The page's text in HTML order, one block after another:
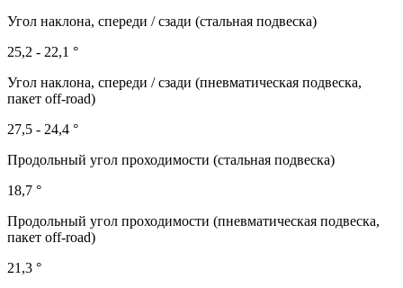
Угол наклона, спереди / сзади (стальная подвеска)
25,2 - 22,1 °
Угол наклона, спереди / сзади (пневматическая подвеска,
пакет off-road)
27,5 - 24,4 °
Продольный угол проходимости (стальная подвеска)
18,7 °
Продольный угол проходимости (пневматическая подвеска,
пакет off-road)
21,3 °